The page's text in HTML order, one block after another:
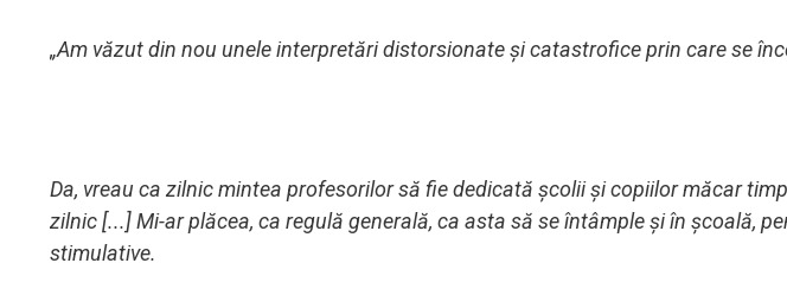
„Am văzut din nou unele interpretări distorsionate și catastrofice prin care se
Da, vreau ca zilnic mintea profesorilor să fie dedicată școlii și copiilor măcar
zilnic [...] Mi-ar plăcea, ca regulă generală, ca asta să se întâmple și în școală,
stimulative.